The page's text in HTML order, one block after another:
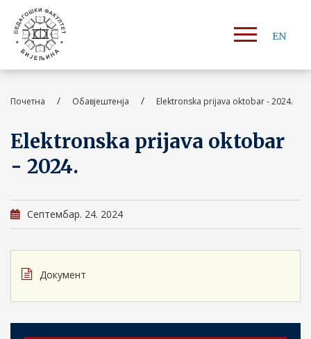
EN
Почетна / Обавјештенја / Elektronska prijava oktobar - 2024.
Elektronska prijava oktobar
- 2024.
Септембар. 24. 2024
Документ